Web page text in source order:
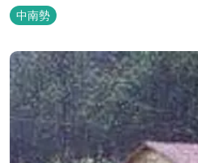
わず楽しめます。 食器・調理器具の
能なシャワールームなど充実の設備
す。施設内には噺野温泉もありコ
用いただけます(１棟につき１時間)
中南勢